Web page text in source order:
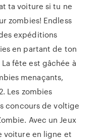
ta voiture si tu ne
zombies! Endless
expéditions
en partant de ton
fête est gâchée à
menaçants,
Les zombies
concours de voltige
Avec un Jeux
voiture en ligne et